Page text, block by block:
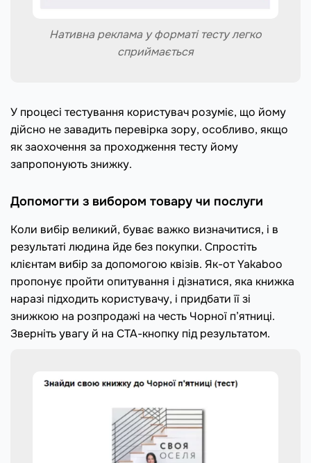
Нативна реклама у форматі тесту легко
сприймається
У процесі тестування користувач розуміє, що йому
дійсно не завадить перевірка зору, особливо, якщо
як заохочення за проходження тесту йому
запропонують знижку.
Допомогти з вибором товару чи послуги
Коли вибір великий, буває важко визначитися, і в
результаті людина йде без покупки. Спростіть
клієнтам вибір за допомогою квізів. Як-от Yakaboo
пропонує пройти опитування і дізнатися, яка книжка
наразі підходить користувачу, і придбати її зі
знижкою на розпродажі на честь Чорної п’ятниці.
Зверніть увагу й на CTA-кнопку під результатом.